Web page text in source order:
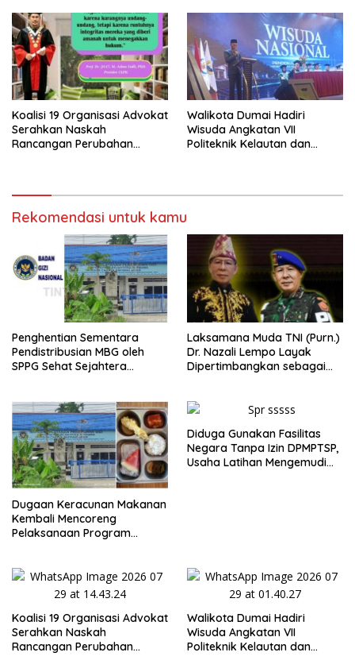
Bersama Kota Dumai
Koalisi 19 Organisasi Advokat
Serahkan Naskah
Rancangan Perubahan
Walikota Dumai Hadiri
Wisuda Angkatan VII
Politeknik Kelautan dan
Rekomendasi untuk kamu
Penghentian Sementara
Pendistribusian MBG oleh
SPPG Sehat Sejahtera
Laksamana Muda TNI (Purn.)
Dr. Nazali Lempo Layak
Dipertimbangkan sebagai
Berkompromi terhadap
Dugaan Keracunan Makanan
Kembali Mencoreng
Pelaksanaan Program
Bersama Kota Dumai
Diduga Gunakan Fasilitas
Negara Tanpa Izin DPMPTSP,
Usaha Latihan Mengemudi
Koalisi 19 Organisasi Advokat
Serahkan Naskah
Rancangan Perubahan
Walikota Dumai Hadiri
Wisuda Angkatan VII
Politeknik Kelautan dan